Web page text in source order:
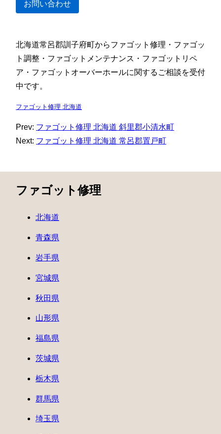
お問い合わせ
北海道常呂郡訓子府町からファゴット修理・ファゴッ
ト調整・ファゴットメンテナンス・ファゴットリペ
ア・ファゴットオーバーホールに関するご相談を受付
中です。
ファゴット修理 北海道
Prev: ファゴット修理 北海道 斜里郡小清水町
Next: ファゴット修理 北海道 常呂郡置戸町
ファゴット修理
北海道
青森県
岩手県
宮城県
秋田県
山形県
福島県
茨城県
栃木県
群馬県
埼玉県